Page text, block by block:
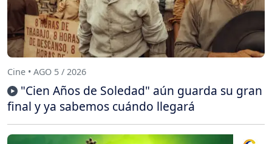
Cine • AGO 5 / 2026
"Cien Años de Soledad" aún guarda su gran
final y ya sabemos cuándo llegará